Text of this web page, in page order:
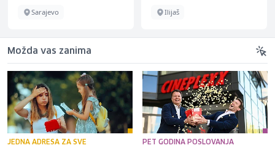
Sarajevo Ilijaš
Možda vas zanima
JEDNA ADRESA ZA SVE PET GODINA POSLOVANJA